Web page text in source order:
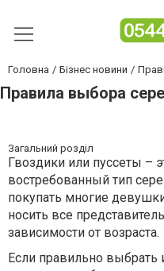
Головна Бізнес новини
Правила выбора
Загальний розділ
Гвоздики или пуссеты –
востребованный тип
покупать многие
носить все
зависимости от возраста.
Если правильно выбрать